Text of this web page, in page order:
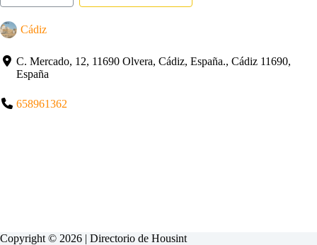
Cádiz
C. Mercado, 12, 11690 Olvera, Cádiz, España., Cádiz 11690,
España
658961362
Copyright © 2026 | Directorio de Housint